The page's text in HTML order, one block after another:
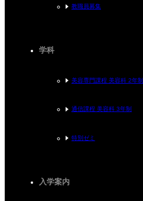
教職員募集
学科
美容専門課程 美容科 2年制
通信課程 美容科 3年制
特別ゼミ
入学案内